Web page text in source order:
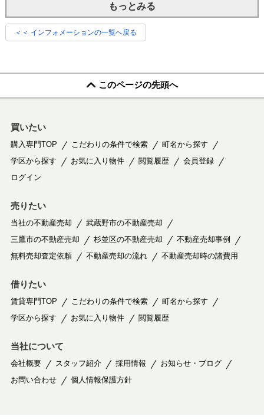
もっとみる
＜＜ インフォメーションの一覧へ戻る
このページの先頭へ
買いたい
購入専門TOP こだわりの条件で検索
町名から探す
学区から探す
お気に入り物件 閲覧履歴
会員登録
ログイン
売りたい
当社の不動産売却
武蔵野市の不動産売却
三鷹市の不動産売却
杉並区の不動産売却
不動産売却事例
無料売却査定依頼
不動産売却の流れ 不動産売却時の諸費用
借りたい
賃貸専門TOP こだわりの条件で検索
町名から探す
学区から探す
お気に入り物件 閲覧履歴
当社について
会社概要 スタッフ紹介 採用情報
お知らせ・ブログ
お問い合わせ
個人情報保護方針